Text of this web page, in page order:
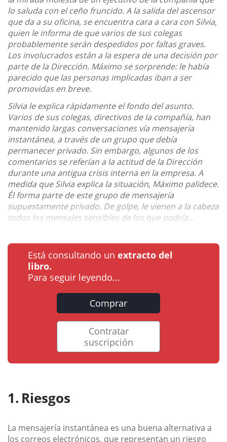
lo saluda con el ceño fruncido. A la salida del ascensor
que da a su oficina, se encuentra cara a cara con Silvia,
quien le informa de que varios de sus colegas
probablemente serán despedidos por faltas graves.
Los involucrados están a la espera de una decisión por
parte de la Dirección. Máximo se sorprende: le había
parecido que las personas implicadas iban a ser
promovidas en breve.
Silvia le explica rápidamente el fondo del asunto.
Varios de sus colegas, directivos de la compañía, han
mantenido largas conversaciones vía mensajería
instantánea, a través de un grupo que debía
permanecer privado. Sin embargo, algunos de los
comentarios se referían a la actitud de la Dirección
durante una antigua crisis interna en la empresa. A
medida que Silvia explica la situación, Máximo palidece.
Él forma parte de este grupo de mensajería
supuestamente privado. De golpe, le vienen a la cabeza
todos los mensajes sensibles de los que podría...
Está consultando un extracto del
libro.
Para seguir leyendo...
Comprar
Contratar
suscripción
Riesgos
La mensajería instantánea es una buena alternativa a
los correos electrónicos, que representan un riesgo